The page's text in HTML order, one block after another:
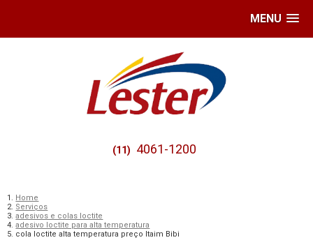
MENU
(11) 4061-1200
Home
Serviços
adesivos e colas loctite
adesivo loctite para alta temperatura
cola loctite alta temperatura preço Itaim Bibi